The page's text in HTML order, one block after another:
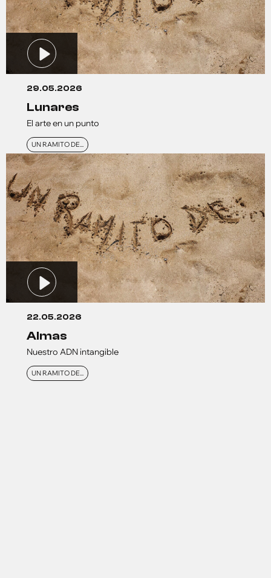
29.05.2026
lunares
El arte en un punto
UN RAMITO DE...
22.05.2026
almas
Nuestro ADN intangible
UN RAMITO DE...